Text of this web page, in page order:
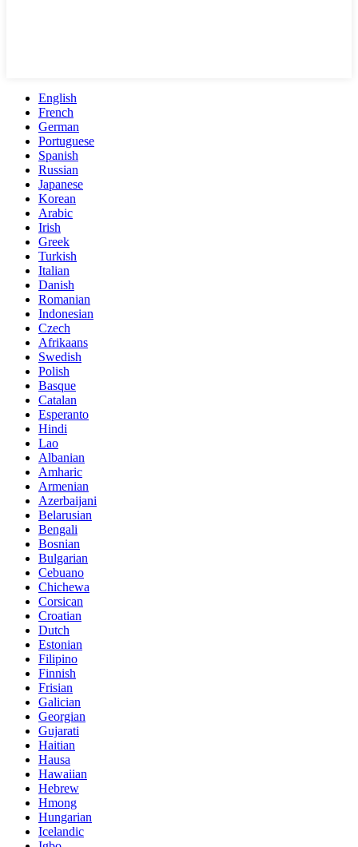
English
French
German
Portuguese
Spanish
Russian
Japanese
Korean
Arabic
Irish
Greek
Turkish
Italian
Danish
Romanian
Indonesian
Czech
Afrikaans
Swedish
Polish
Basque
Catalan
Esperanto
Hindi
Lao
Albanian
Amharic
Armenian
Azerbaijani
Belarusian
Bengali
Bosnian
Bulgarian
Cebuano
Chichewa
Corsican
Croatian
Dutch
Estonian
Filipino
Finnish
Frisian
Galician
Georgian
Gujarati
Haitian
Hausa
Hawaiian
Hebrew
Hmong
Hungarian
Icelandic